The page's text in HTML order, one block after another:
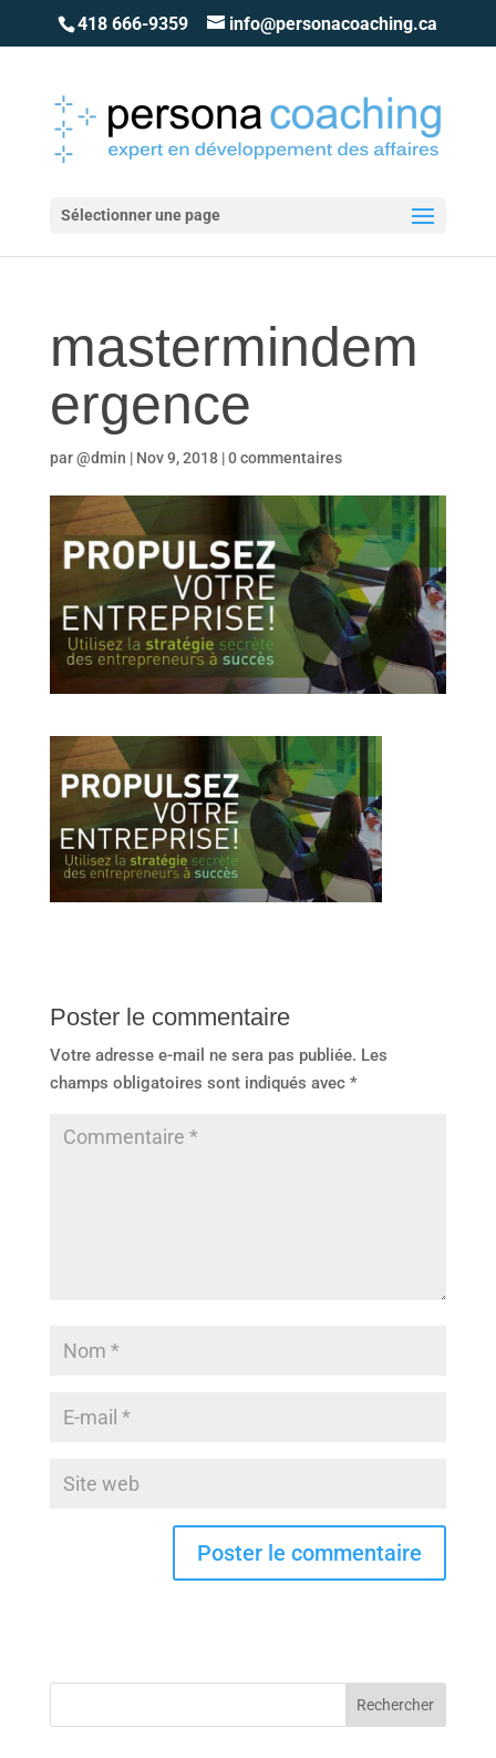
418 666-9359 info@personacoaching.ca
Sélectionner une page
mastermindem
ergence
par@dmin | Nov 9, 2018|0 commentaires
Poster le commentaire
Votre adresse e-mail ne sera pas publiée. Les
champs obligatoires sont indiqués avec *